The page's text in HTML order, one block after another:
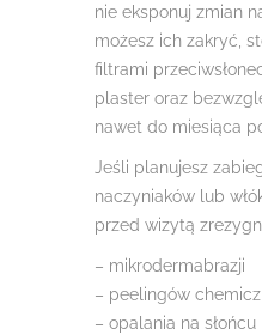
nie eksponuj zmian
możesz ich zakryć,
filtrami
plaster oraz
nawet do miesiąca
Jeśli planujesz
naczyniaków lub
przed wizytą
– mikrodermabrazji
– peelingów
– opalania na